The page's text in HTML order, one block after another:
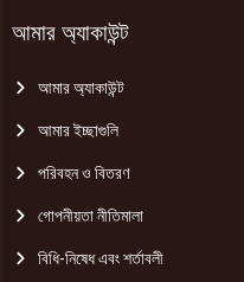
আমার অ্যাকাউন্ট
আমার অ্যাকাউন্ট
আমার ইচ্ছাগুলি
পরিবহন ও বিতরণ
গোপনীয়তা নীতিমালা
বিধি-নিষেধ এবং শর্তাবলী